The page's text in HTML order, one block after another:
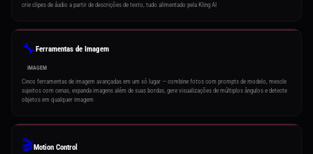
crie clipes de áudio a partir de descrições de texto, tudo alimentado pela Kling AI
🔧Ferramentas de Imagem
IMAGEM
Cinco ferramentas de imagem avançadas em um só lugar — combine fotos com prompts de modelo, mescle
sujeitos com cenas, expanda imagens além de suas bordas, gere visualizações de múltiplos ângulos e detecte
objetos em qualquer imagem
🎬Motion Control